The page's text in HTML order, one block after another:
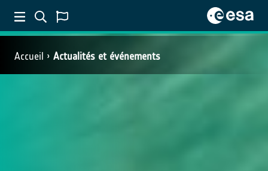
Accueil Actualités et événements